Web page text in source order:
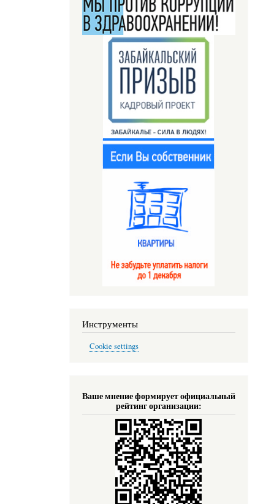
Инструменты
Cookie settings
Ваше мнение формирует официальный
рейтинг организации: